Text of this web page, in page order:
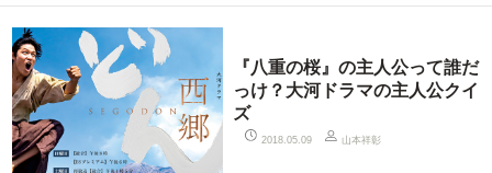
『八重の桜』の主人公って誰だ
っけ？大河ドラマの主人公クイ
ズ
2018.05.09 山本祥彰